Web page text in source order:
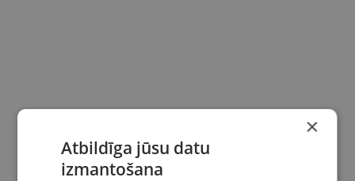
×
Atbildīga jūsu datu
izmantošana